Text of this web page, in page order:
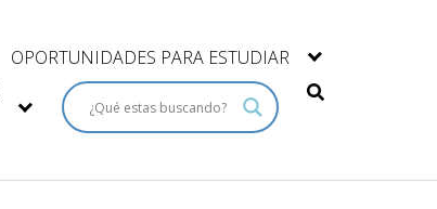
OPORTUNIDADES PARA ESTUDIAR